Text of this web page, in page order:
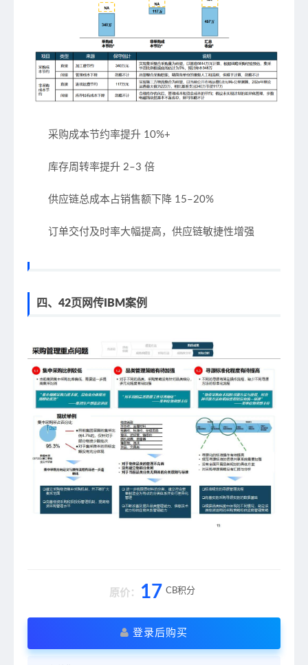
采购成本节约率提升 10%+
库存周转率提升 2–3 倍
供应链总成本占销售额下降 15–20%
订单交付及时率大幅提高，供应链敏捷性增强
四、42页网传IBM案例
原价： 17 CB积分
登录后购买